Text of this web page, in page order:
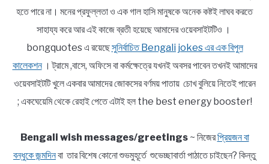
হতে পারে না। মনের প্রফুল্লতা ও এক গাল হাসি মানুষকে অনেক কষ্টই লাঘব করতে
সাহায্য করে আর এই কাজে ব্রতী হয়েছে আমাদের ওয়েবসাইটটিও ।
bongquotes এ রয়েছেসুনির্বাচিত Bengali jokes এর এক বিপুল
কালেকশন। ট্রামে ,বাসে, অফিসে বা কর্মক্ষেত্রে যখনই অবসর পাবেন তখনই আমাদের
ওয়েবসাইটটি খুলে একবার আমাদের জোকসের বর্ণময় পাতায় চোখ বুলিয়ে নিতেই পারেন
; একঘেয়েমি থেকে রেহাই পেতে এটাই হল the best energy booster!
Bengali wish messages/greetings~ নিজেরপ্রিয়জন বা
বন্ধুকে জন্মদিনবা তার বিশেষ কোনো শুভমুহূর্তে শুভেচ্ছাবার্তা পাঠাতে চাইছেন? কিন্তু